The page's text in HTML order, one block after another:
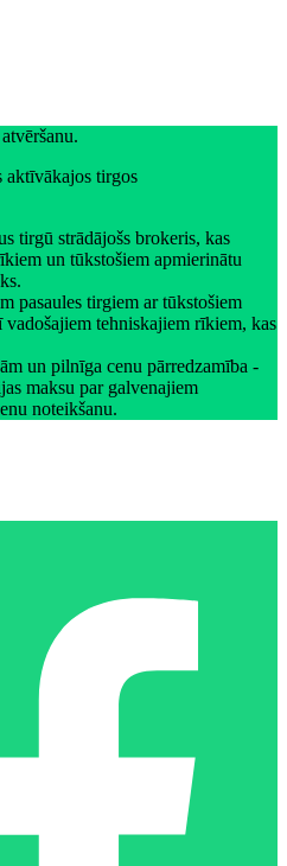
aktīvākajos tirgos
tirgū strādājošs brokeris, kas
un tūkstošiem apmierinātu
pasaules tirgiem ar tūkstošiem
tehniskajiem rīkiem, kas
un pilnīga cenu pārredzamība -
maksu par galvenajiem
noteikšanu.